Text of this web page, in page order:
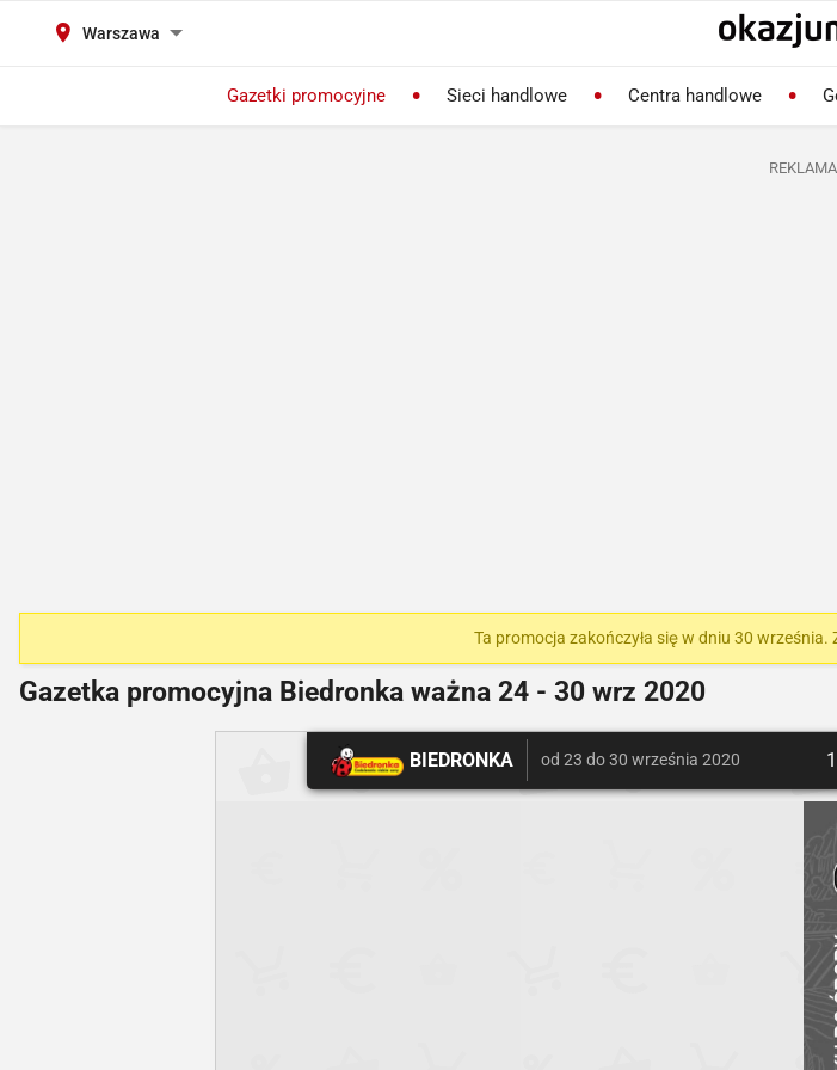
Warszawa
Gazetki promocyjne Sieci handlowe Centra handlowe
REKLAMA
Ta promocja zakończyła się w dniu 30
Gazetka promocyjna Biedronka ważna 24 - 30 wrz 2020
BIEDRONKA od 23 do 30 września 2020